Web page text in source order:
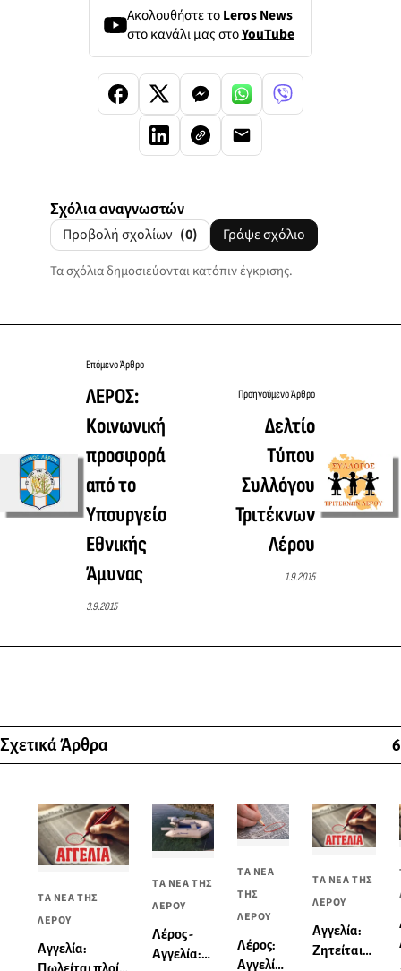
Ακολουθήστε τοLeros News
στο κανάλι μας στοYouTube
Σχόλια αναγνωστών
Προβολή σχολίων (0) Γράψε σχόλιο
Τα σχόλια δημοσιεύονται κατόπιν έγκρισης.
Επόμενο Άρθρο
ΛΕΡΟΣ:
Κοινωνική
προσφορά
από το
Υπουργείο
Εθνικής
Άμυνας
3.9.2015
Προηγούμενο Άρθρο
Δελτίο
Τύπου
Συλλόγου
Τριτέκνων
Λέρου
1.9.2015
Σχετικά Άρθρα 6
ΤΑ ΝΕΑ ΤΗΣ
ΛΕΡΟΥ
Αγγελία:
ΤΑ ΝΕΑ ΤΗΣ
ΛΕΡΟΥ
Λέρος -
Αγγελία:
ΤΑ ΝΕΑ
ΤΗΣ
ΛΕΡΟΥ
Λέρος:
Αγγελία
ΤΑ ΝΕΑ ΤΗΣ
ΛΕΡΟΥ
Αγγελία:
Ζητείται